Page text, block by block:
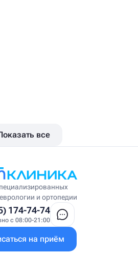
все
и ортопедии
174-74-74
с 08:00-21:00
на приём